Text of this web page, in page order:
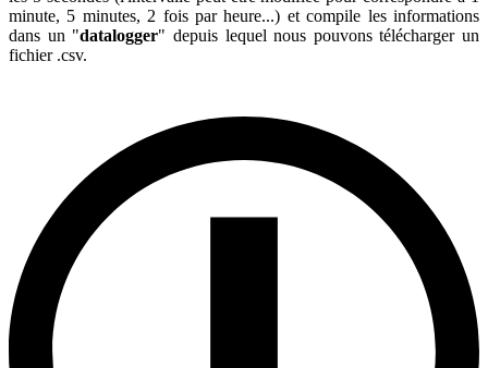
minute, 5 minutes, 2 fois par heure...) et compile les informations
dans un "datalogger" depuis lequel nous pouvons télécharger un
fichier .csv.